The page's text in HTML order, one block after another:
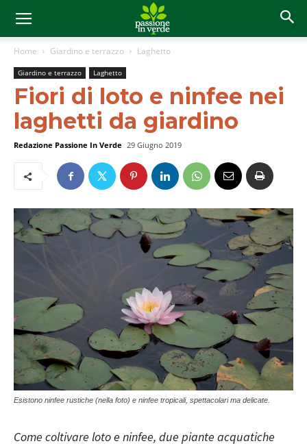
Home Giardino e terrazzo Laghetto
Giardino e terrazzo Laghetto
Fiori di loto e ninfee nei
laghetti da giardino
Redazione Passione In Verde 29 Giugno 2019
Esistono ninfee rustiche (nella foto) e ninfee tropicali, spettacolari ma delicate.
Come coltivare loto e ninfee, due piante acquatiche